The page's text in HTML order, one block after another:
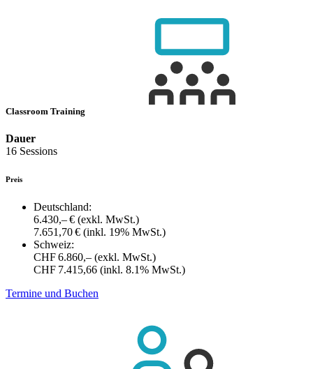
Classroom Training
Dauer
16 Sessions
Preis
Deutschland:
6.430,– € (exkl. MwSt.)
7.651,70 € (inkl. 19% MwSt.)
Schweiz:
CHF 6.860,– (exkl. MwSt.)
CHF 7.415,66 (inkl. 8.1% MwSt.)
Termine und Buchen